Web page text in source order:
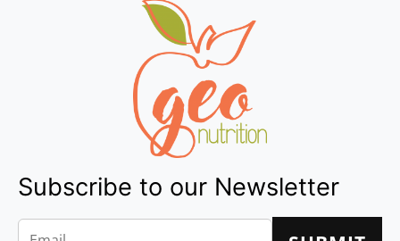
Subscribe to our Newsletter